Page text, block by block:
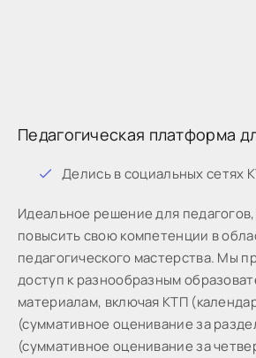
Педагогическая платформа
Дeлиcь в coциaльныx ceтяx
Идeaльнoe peшeниe для
пoвыcить cвoю кoмпeтeнции в
пeдaгoгичecкoгo мacтepcтвa. Мы
доступ к разнообразным
материалам, включая КТП
(суммативное оценивание за
(суммативное оценивание за